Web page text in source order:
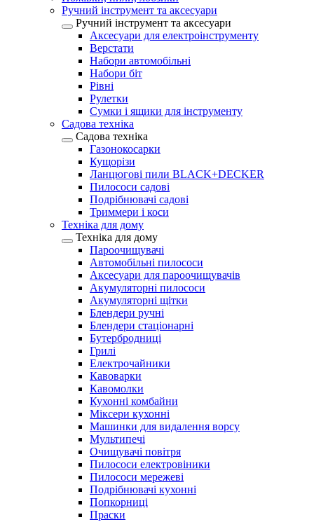
Ручний інструмент та аксесуари
Ручний інструмент та аксесуари
Аксесуари для електроінструменту
Верстати
Набори автомобільні
Набори біт
Рівні
Рулетки
Сумки і ящики для інструменту
Садова техніка
Садова техніка
Газонокосарки
Кущорізи
Ланцюгові пили BLACK+DECKER
Пилососи садові
Подрібнювачі садові
Триммери і коси
Техніка для дому
Техніка для дому
Пароочищувачі
Автомобільні пилососи
Аксесуари для пароочищувачів
Акумуляторні пилососи
Акумуляторні щітки
Блендери ручні
Блендери стаціонарні
Бутербродниці
Грилі
Електрочайники
Кавоварки
Кавомолки
Кухонні комбайни
Міксери кухонні
Машинки для видалення ворсу
Мультипечі
Очищувачі повітря
Пилососи електровіники
Пилососи мережеві
Подрібнювачі кухонні
Попкорниці
Праски